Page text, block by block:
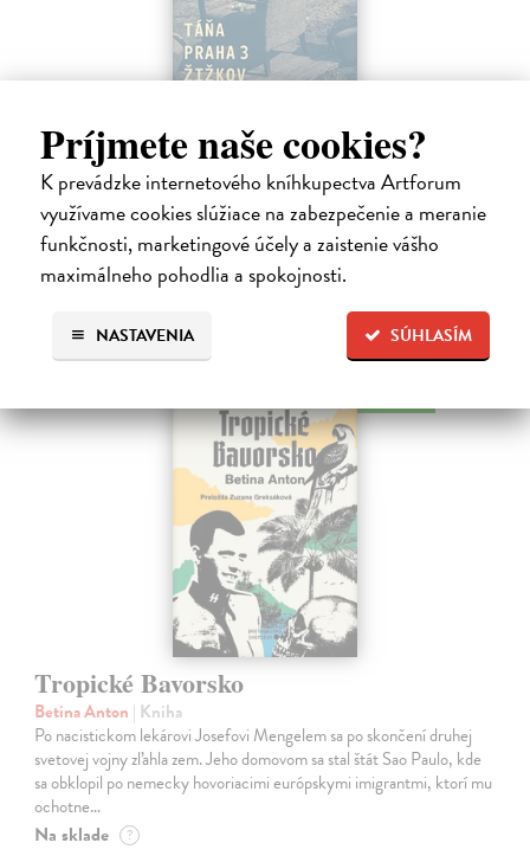
Príjmete naše cookies?
K prevádzke internetového kníhkupectva Artforum
využívame cookies slúžiace na zabezpečenie a meranie
funkčnosti, marketingové účely a zaistenie vášho
maximálneho pohodlia a spokojnosti.
SÚHLASÍM
NASTAVENIA
Táňa / Praha 3 / Žižkov
Zelbová Marie| Kniha
Nikdy jsme nebyli úplně standardní žižkovská rodina. Vítejte v
mámině bytě 4. kategorie, který byl všem otevřen dokořán.
Na sklade
12,92 €
Tropické Bavorsko
Betina Anton | Kniha
Po nacistickom lekárovi Josefovi Mengelem sa po skončení druhej
svetovej vojny zľahla zem. Jeho domovom sa stal štát Sao Paulo, kde
sa obklopil po nemecky hovoriacimi európskymi imigrantmi, ktorí mu
ochotne…
Na sklade ?